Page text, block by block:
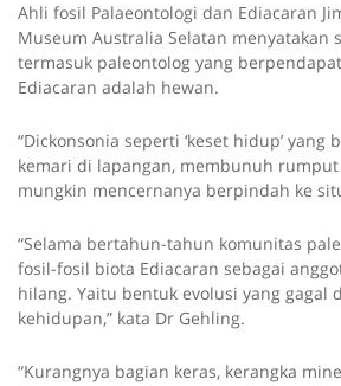
Ahli fosil Palaeontologi dan Ediacaran
Museum Australia Selatan menyatakan
termasuk paleontolog yang
Ediacaran adalah hewan.
“Dickonsonia seperti ‘keset hidup’ yang
kemari di lapangan, membunuh
mungkin mencernanya berpindah ke
“Selama bertahun-tahun komunitas
fosil-fosil biota Ediacaran sebagai
hilang. Yaitu bentuk evolusi yang gagal
kehidupan,” kata Dr Gehling.
“Kurangnya bagian keras, kerangka